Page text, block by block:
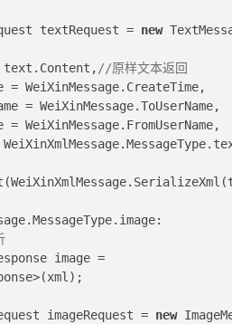
textRequest =
new
Content = text.Content,
//原样文本返回
CreateTime = WeiXinMessage.CreateTime,
FromUserName = WeiXinMessage.ToUserName,
ToUserName = WeiXinMessage.FromUserName,
MsgType =
imageRequest =
new